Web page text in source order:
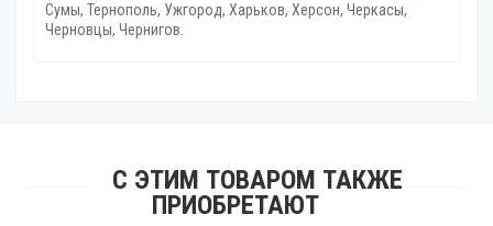
Сумы, Тернополь, Ужгород‎, Харьков, Херсон‎, Черкасы,
Черновцы, Чернигов.
С ЭТИМ ТОВАРОМ ТАКЖЕ
ПРИОБРЕТАЮТ